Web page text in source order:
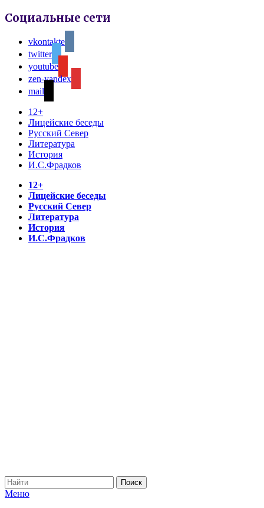
Социальные сети
vkontakte
twitter
youtube
zen-yandex
mail
12+
Лицейские беседы
Русский Север
Литература
История
И.С.Фрадков
12+
Лицейские беседы
Русский Север
Литература
История
И.С.Фрадков
Меню